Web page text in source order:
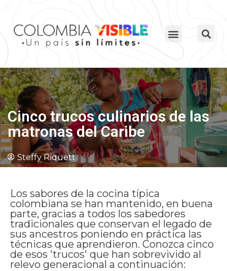
Cinco trucos culinarios de las
matronas del Caribe
Steffy Riquett
Los sabores de la cocina típica
colombiana se han mantenido, en buena
parte, gracias a todos los sabedores
tradicionales que conservan el legado de
sus ancestros poniendo en práctica las
técnicas que aprendieron. Conozca cinco
de esos 'trucos' que han sobrevivido al
relevo generacional a continuación: